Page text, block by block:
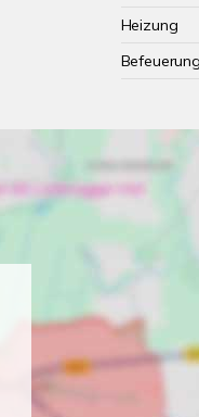
Heizung
Befeuerung